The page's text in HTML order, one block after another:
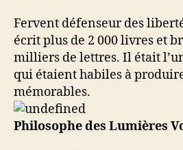
Fervent défenseur des
écrit plus de 2 000 livres et
milliers de lettres. Il était
qui étaient habiles à
mémorables.
Philosophe des Lumières